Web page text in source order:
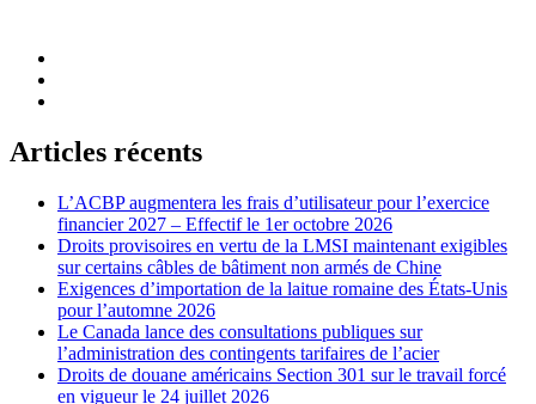
Articles récents
L’ACBP augmentera les frais d’utilisateur pour l’exercice
financier 2027 – Effectif le 1er octobre 2026
Droits provisoires en vertu de la LMSI maintenant exigibles
sur certains câbles de bâtiment non armés de Chine
Exigences d’importation de la laitue romaine des États-Unis
pour l’automne 2026
Le Canada lance des consultations publiques sur
l’administration des contingents tarifaires de l’acier
Droits de douane américains Section 301 sur le travail forcé
en vigueur le 24 juillet 2026